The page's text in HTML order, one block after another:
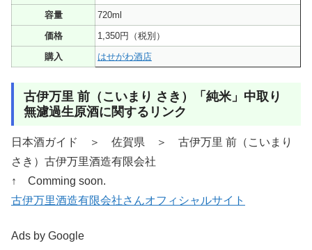
容量
720ml
価格
1,350円（税別）
購入
はせがわ酒店
古伊万里 前（こいまり さき）「純米」中取り
無濾過生原酒に関するリンク
日本酒ガイド ＞ 佐賀県 ＞ 古伊万里 前（こいまり
さき）古伊万里酒造有限会社
↑ Comming soon.
古伊万里酒造有限会社さんオフィシャルサイト
Ads by Google